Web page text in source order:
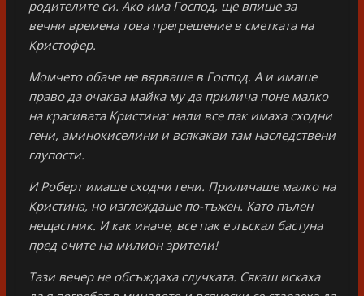
родителите си. Ако има Господ, ще впише за
вечни времена това прегрешение в сметката на
Кристофер.
Момчето обаче не вярваше в Господ. А и имаше
право да очаква майка му да прилича поне малко
на красивата Кристина: нали все пак имаха сходни
гени, аминокиселини и всякакви там наследствени
глупости.
И Роберт имаше сходни гени. Приличаше малко на
Кристина, но изглеждаше по-тъжен. Като пълен
нещастник. И как иначе, все пак е лъскал бастуна
пред очите на милион зрители!
Тази вечер не обсъждаха случката. Сякаш искаха